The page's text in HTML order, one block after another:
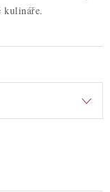
kulináře.